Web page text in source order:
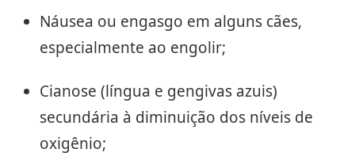
Náusea ou engasgo em alguns cães,
especialmente ao engolir;
Cianose (língua e gengivas azuis)
secundária à diminuição dos níveis de
oxigênio;